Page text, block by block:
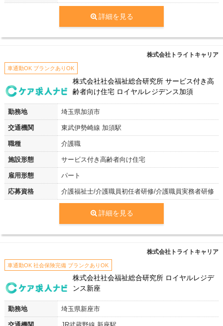
詳細を見る
株式会社トライトキャリア
車通勤OK ブランクありOK
株式会社社会福祉総合研究所 サービス付き高
齢者向け住宅 ロイヤルレジデンス加須
勤務地 埼玉県加須市
交通機関 東武伊勢崎線 加須駅
職種 介護職
施設形態 サービス付き高齢者向け住宅
雇用形態 パート
応募資格 介護福祉士/介護職員初任者研修/介護職員実務者研修
詳細を見る
株式会社トライトキャリア
車通勤OK 社会保険完備 ブランクありOK
株式会社社会福祉総合研究所 ロイヤルレジデ
ンス新座
勤務地 埼玉県新座市